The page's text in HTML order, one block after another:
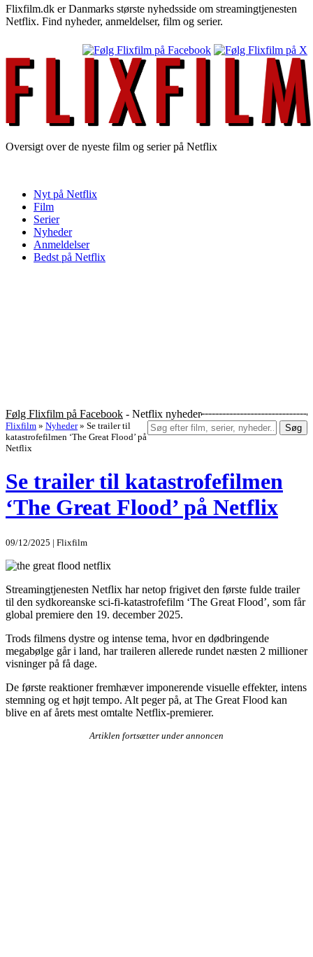
Flixfilm.dk er Danmarks største nyhedsside om streamingtjenesten
Netflix. Find nyheder, anmeldelser, film og serier.
Oversigt over de nyeste film og serier på Netflix
Nyt på Netflix
Film
Serier
Nyheder
Anmeldelser
Bedst på Netflix
Følg Flixfilm på Facebook - Netflix nyheder
Søg
Flixfilm » Nyheder » Se trailer til
katastrofefilmen ‘The Great Flood’ på
Netflix
Se trailer til katastrofefilmen
‘The Great Flood’ på Netflix
09/12/2025 | Flixfilm
Streamingtjenesten Netflix har netop frigivet den første fulde trailer
til den sydkoreanske sci-fi-katastrofefilm ‘The Great Flood’, som får
global premiere den 19. december 2025.
Trods filmens dystre og intense tema, hvor en dødbringende
megabølge går i land, har traileren allerede rundet næsten 2 millioner
visninger på få dage.
De første reaktioner fremhæver imponerende visuelle effekter, intens
stemning og et højt tempo. Alt peger på, at The Great Flood kan
blive en af årets mest omtalte Netflix-premierer.
Artiklen fortsætter under annoncen